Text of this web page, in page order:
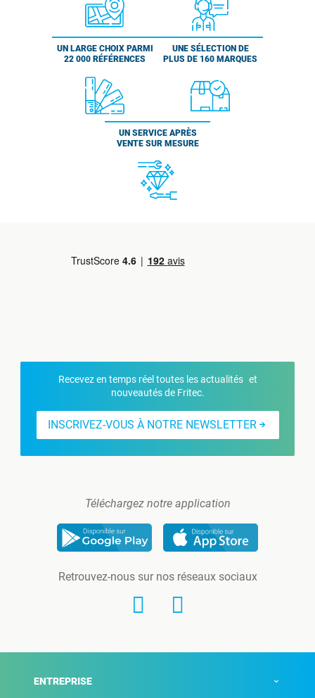
UN LARGE CHOIX PARMI
22 000 RÉFÉRENCES
UNE SÉLECTION DE
PLUS DE 160 MARQUES
UN SERVICE APRÈS
VENTE SUR MESURE
Recevez en temps réel toutes les actualités et
nouveautés de Fritec.
INSCRIVEZ-VOUS À NOTRE NEWSLETTER
Téléchargez notre application
Retrouvez-nous sur nos réseaux sociaux
ENTREPRISE